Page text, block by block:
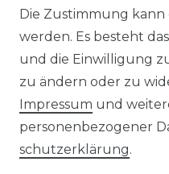
© Copyright 2026 |
Die Zustimmung
werden. Es besteht
und die Einwilligung
zu ändern oder zu
Impressum und
personenbezogener
schutz­erklärung.